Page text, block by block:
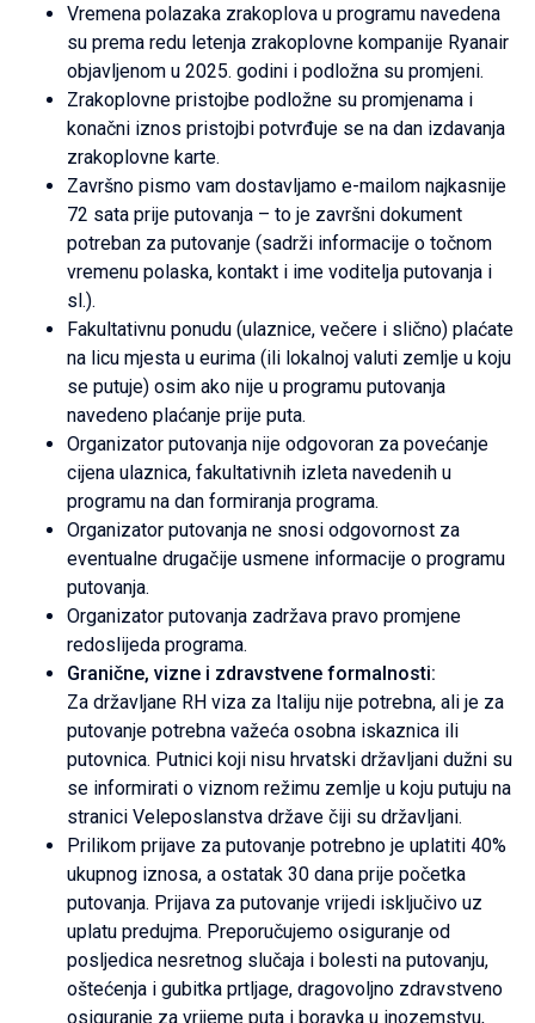
Vremena polazaka zrakoplova u programu navedena
su prema redu letenja zrakoplovne kompanije Ryanair
objavljenom u 2025. godini i podložna su promjeni.
Zrakoplovne pristojbe podložne su promjenama i
konačni iznos pristojbi potvrđuje se na dan izdavanja
zrakoplovne karte.
Završno pismo vam dostavljamo e-mailom najkasnije
72 sata prije putovanja – to je završni dokument
potreban za putovanje (sadrži informacije o točnom
vremenu polaska, kontakt i ime voditelja putovanja i
sl.).
Fakultativnu ponudu (ulaznice, večere i slično) plaćate
na licu mjesta u eurima (ili lokalnoj valuti zemlje u koju
se putuje) osim ako nije u programu putovanja
navedeno plaćanje prije puta.
Organizator putovanja nije odgovoran za povećanje
cijena ulaznica, fakultativnih izleta navedenih u
programu na dan formiranja programa.
Organizator putovanja ne snosi odgovornost za
eventualne drugačije usmene informacije o programu
putovanja.
Organizator putovanja zadržava pravo promjene
redoslijeda programa.
Granične, vizne i zdravstvene formalnosti:
Za državljane RH viza za Italiju nije potrebna, ali je za
putovanje potrebna važeća osobna iskaznica ili
putovnica. Putnici koji nisu hrvatski državljani dužni su
se informirati o viznom režimu zemlje u koju putuju na
stranici Veleposlanstva države čiji su državljani.
Prilikom prijave za putovanje potrebno je uplatiti 40%
ukupnog iznosa, a ostatak 30 dana prije početka
putovanja. Prijava za putovanje vrijedi isključivo uz
uplatu predujma. Preporučujemo osiguranje od
posljedica nesretnog slučaja i bolesti na putovanju,
oštećenja i gubitka prtljage, dragovoljno zdravstveno
osiguranje za vrijeme puta i boravka u inozemstvu,